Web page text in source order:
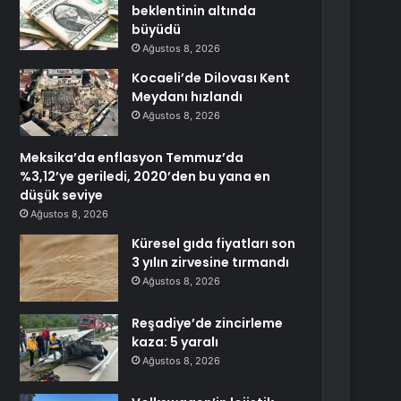
beklentinin altında
büyüdü
Ağustos 8, 2026
Kocaeli’de Dilovası Kent
Meydanı hızlandı
Ağustos 8, 2026
Meksika’da enflasyon Temmuz’da
%3,12’ye geriledi, 2020’den bu yana en
düşük seviye
Ağustos 8, 2026
Küresel gıda fiyatları son
3 yılın zirvesine tırmandı
Ağustos 8, 2026
Reşadiye’de zincirleme
kaza: 5 yaralı
Ağustos 8, 2026